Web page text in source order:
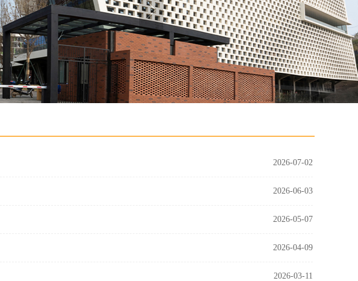
2026-07-02
2026-06-03
2026-05-07
2026-04-09
2026-03-11